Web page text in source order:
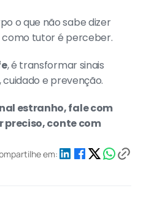
o que não sabe dizer
tutor é perceber.
, é transformar sinais
e prevenção.
estranho, fale com
preciso, conte com
em: